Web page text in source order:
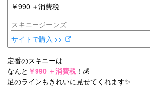
￥990 ＋消費税
スキニージーンズ
サイトで購入 >>
定番のスキニーは
なんと ￥990 ＋消費税！💰
足のラインもきれいに見せてくれます✨